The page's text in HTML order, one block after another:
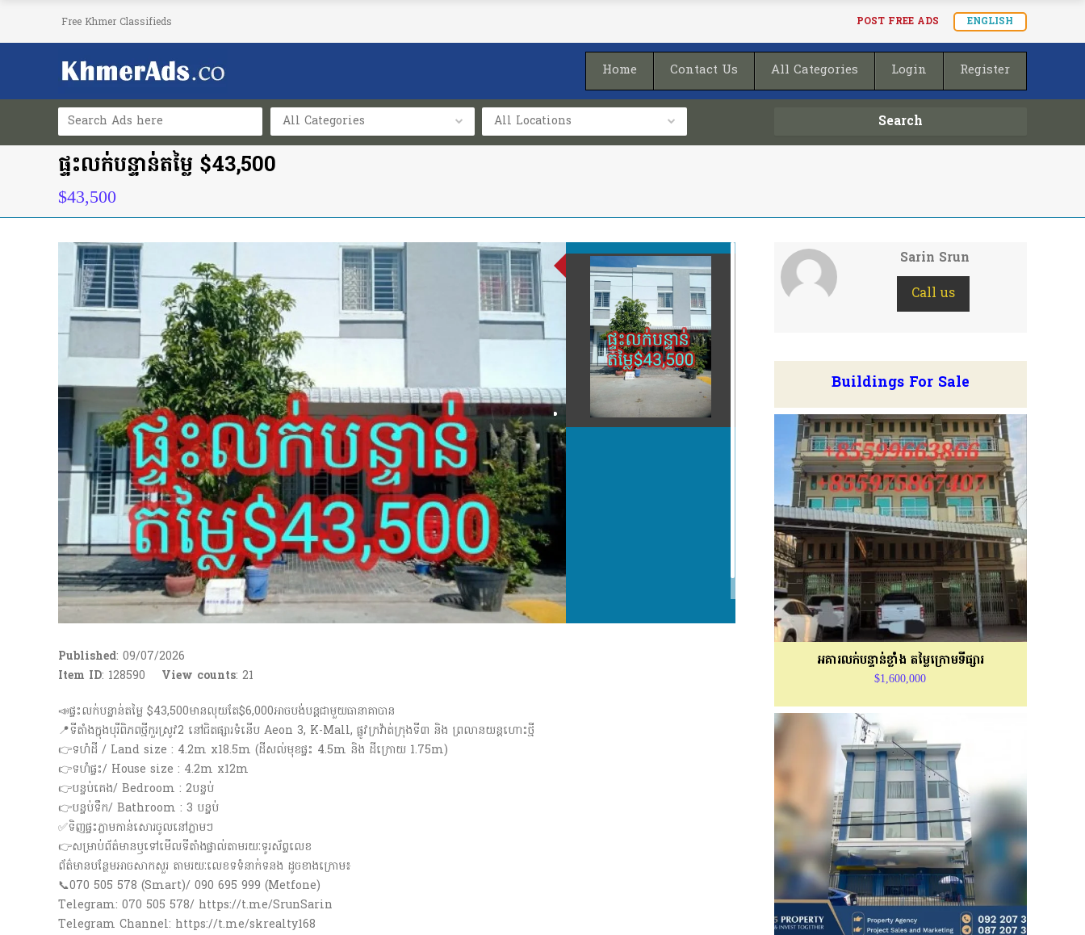
POST FREE ADS ENGLISH
Free Khmer Classifieds
Home Contact Us All Categories Login Register
All Categories All Locations Search
ផ្ទះលក់បន្ទាន់តម្លៃ $43,500
$43,500
Published: 09/07/2026
Item ID: 128590 View counts: 21
📣ផ្ទះលក់បន្ទាន់តម្លៃ $43,500មានលុយតែ$6,000អាចបង់បន្ដជាមួយធានាគាបាន
📍ទីតាំងក្នុងបុរីពិភពថ្មីកួរស្រូវ2 នៅជិតផ្សារទំនើប Aeon 3, K-Mall, ផ្លូវក្រវ៉ាត់ក្រុងទី៣ និង ព្រលានយន្តហោះថ្មី
👉ទហំដី / Land size : 4.2m x18.5m (ដីសល់មុខផ្ទះ 4.5m និង ដីក្រោយ 1.75m)
👉ទហំផ្ទះ/ House size : 4.2m x12m
👉បន្ទប់គេង/ Bedroom : 2បន្ទប់
👉បន្ទប់ទឹក/ Bathroom : 3 បន្ទប់
✅ទិញផ្ទះភ្លាមកាន់សោរចូលនៅភ្លាមៗ
👉សម្រាប់ព័ត៌មានឫទៅមេីលទីតាំងផ្ទាល់តាមរយៈទូរស័ព្ទលេខ
ព័ត៌មានបន្ថែមអាចសាកសួរ តាមរយៈលេខទទំនាក់ទនង ដូចខាងក្រោម៖
📞070 505 578 (Smart)/ 090 695 999 (Metfone)
Telegram: 070 505 578/ https://t.me/SrunSarin
Telegram Channel: https://t.me/skrealty168
Sarin Srun
Call us
Buildings For Sale
អគារលក់បន្ទាន់ខ្លាំង តម្លៃក្រោមទីផ្សារ
$1,600,000